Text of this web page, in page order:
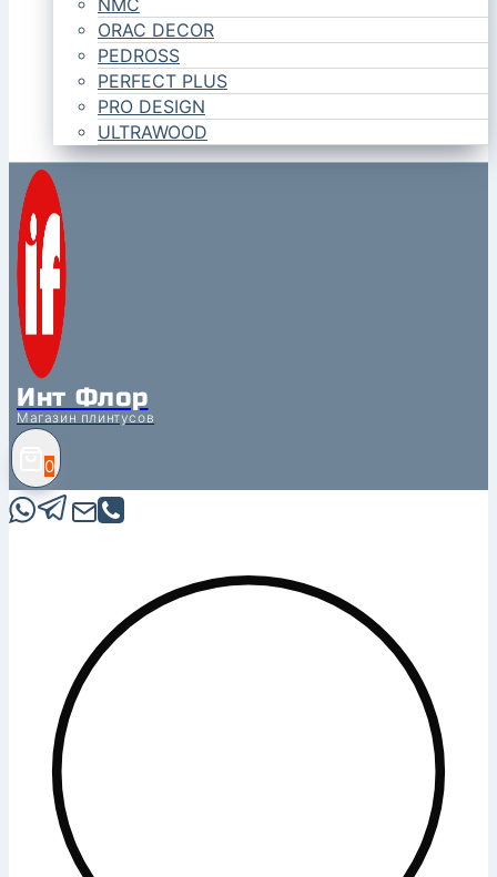
NMC
ORAC DECOR
PEDROSS
PERFECT PLUS
PRO DESIGN
ULTRAWOOD
Инт Флор
Магазин плинтусов
0